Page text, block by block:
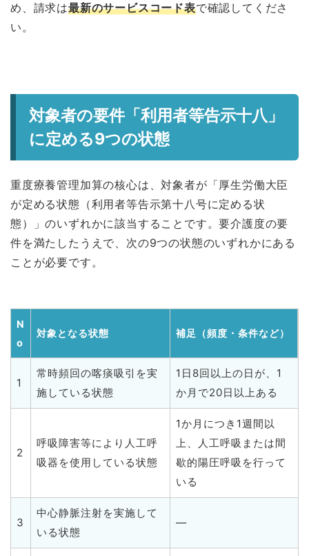
め、請求は最新のサービスコード表で確認してくださ
い。
対象者の要件「利用者等告示十八」
に定める9つの状態
重度療養管理加算の核心は、対象者が「厚生労働大臣
が定める状態（利用者等告示第十八号に定める状
態）」のいずれかに該当することです。要介護度の要
件を満たしたうえで、次の9つの状態のいずれかにある
ことが必要です。
N
o
対象となる状態 補足（頻度・条件など）
1
常時頻回の喀痰吸引を実
施している状態
1日8回以上の日が、1
か月で20日以上ある
2
呼吸障害等により人工呼
吸器を使用している状態
1か月につき1週間以
上、人工呼吸または間
歇的陽圧呼吸を行って
いる
3
中心静脈注射を実施して
いる状態
—